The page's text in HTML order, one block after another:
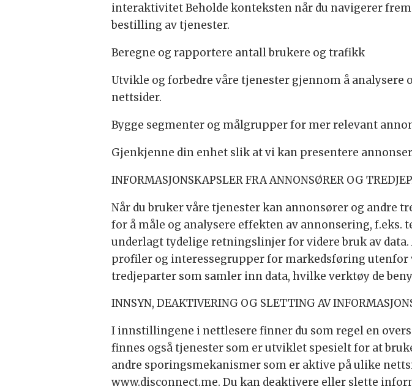
interaktivitet Beholde konteksten når du navigerer
bestilling av tjenester.
Beregne og rapportere antall brukere og trafikk
Utvikle og forbedre våre tjenester gjennom å
nettsider.
Bygge segmenter og målgrupper for mer relevant
Gjenkjenne din enhet slik at vi kan presentere
INFORMASJONSKAPSLER FRA ANNONSØRER OG
Når du bruker våre tjenester kan annonsører og andre
for å måle og analysere effekten av annonsering,
underlagt tydelige retningslinjer for videre bruk av
profiler og interessegrupper for markedsføring utenfor
tredjeparter som samler inn data, hvilke verktøy de
INNSYN, DEAKTIVERING OG SLETTING AV
I innstillingene i nettlesere finner du som regel en
finnes også tjenester som er utviklet spesielt for at
andre sporingsmekanismer som er aktive på ulike
www.disconnect.me. Du kan deaktivere eller slette